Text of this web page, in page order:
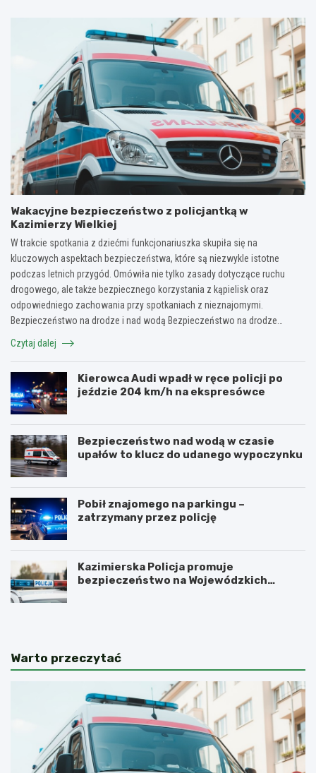
Wakacyjne bezpieczeństwo z policjantką w
Kazimierzy Wielkiej
W trakcie spotkania z dziećmi funkcjonariuszka skupiła się na
kluczowych aspektach bezpieczeństwa, które są niezwykle istotne
podczas letnich przygód. Omówiła nie tylko zasady dotyczące ruchu
drogowego, ale także bezpiecznego korzystania z kąpielisk oraz
odpowiedniego zachowania przy spotkaniach z nieznajomymi.
Bezpieczeństwo na drodze i nad wodą Bezpieczeństwo na drodze…
Czytaj dalej
Kierowca Audi wpadł w ręce policji po
jeździe 204 km/h na ekspresówce
Bezpieczeństwo nad wodą w czasie
upałów to klucz do udanego wypoczynku
Pobił znajomego na parkingu –
zatrzymany przez policję
Kazimierska Policja promuje
bezpieczeństwo na Wojewódzkich
Warto przeczytać